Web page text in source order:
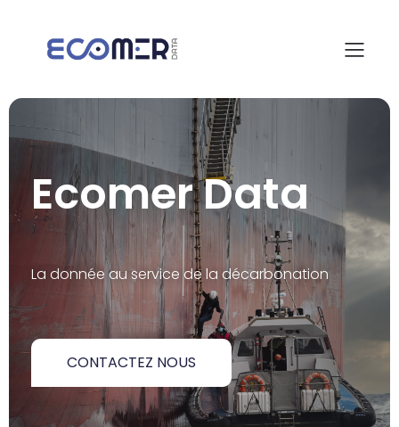
Ecomer Data
La donnée au service de la décarbonation
CONTACTEZ NOUS